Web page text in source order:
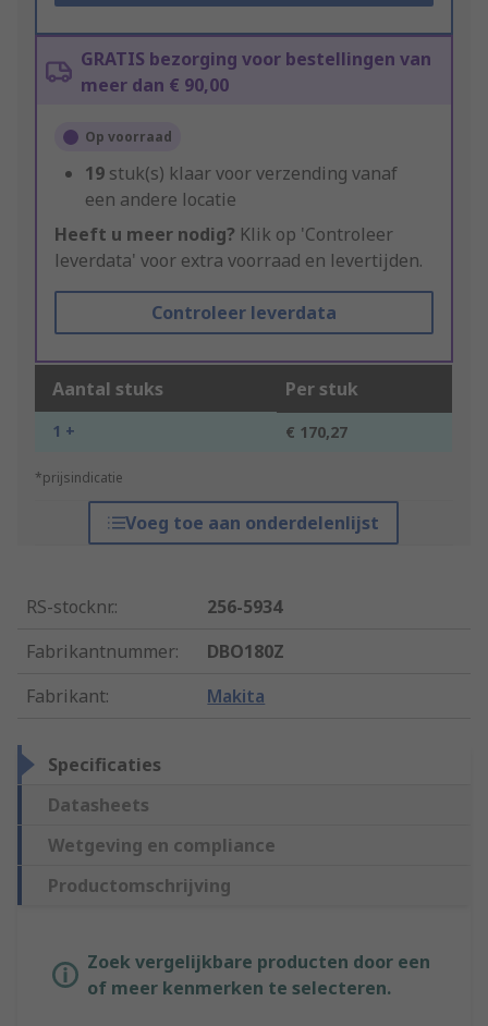
GRATIS bezorging voor bestellingen van
meer dan € 90,00
Op voorraad
19 stuk(s) klaar voor verzending vanaf
een andere locatie
Heeft u meer nodig? Klik op 'Controleer
leverdata' voor extra voorraad en levertijden.
Controleer leverdata
Aantal stuks Per stuk
1 + € 170,27
*prijsindicatie
Voeg toe aan onderdelenlijst
RS-stocknr.:
256-5934
Fabrikantnummer:
DBO180Z
Fabrikant: Makita
Specificaties
Datasheets
Wetgeving en compliance
Productomschrijving
Zoek vergelijkbare producten door een
of meer kenmerken te selecteren.